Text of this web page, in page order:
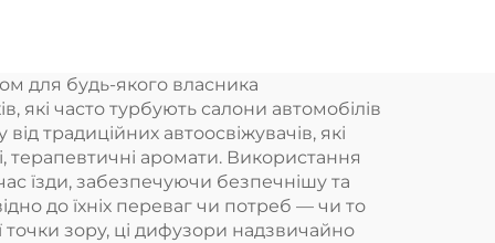
ароматичних
олійних дифузорів
Безводні
атомізатори
для будь-якого власника
часто турбують салони автомобілів
традиційних автоосвіжувачів, які
аромати. Використання
їзди, забезпечуючи безпечнішу та
до їхніх переваг чи потреб — чи то
точки зору, ці дифузори надзвичайно